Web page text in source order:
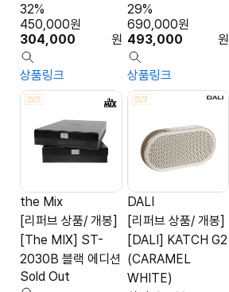
304,000 원
450,000원
32%
상품링크
493,000 원
690,000원
29%
상품링크
the Mix
[리퍼브 상품/ 개봉]
[The MIX] ST-
2030B 블랙 에디션
Sold Out
DALI
[리퍼브 상품/ 개봉]
[DALI] KATCH G2
(CARAMEL
WHITE)